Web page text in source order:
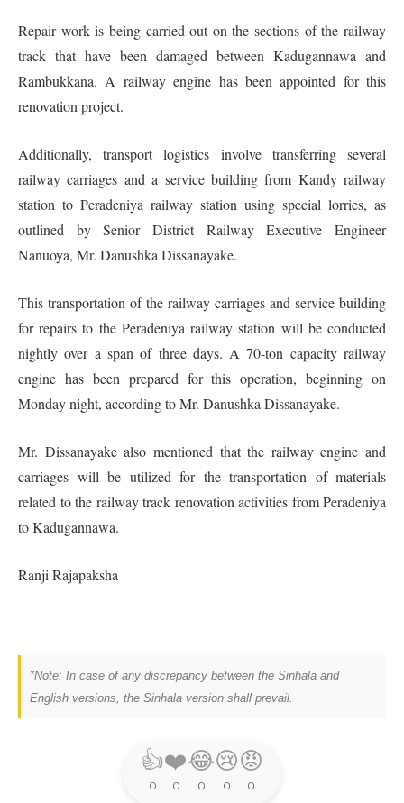
Repair work is being carried out on the sections of the railway
track that have been damaged between Kadugannawa and
Rambukkana. A railway engine has been appointed for this
renovation project.
Additionally, transport logistics involve transferring several
railway carriages and a service building from Kandy railway
station to Peradeniya railway station using special lorries, as
outlined by Senior District Railway Executive Engineer
Nanuoya, Mr. Danushka Dissanayake.
This transportation of the railway carriages and service building
for repairs to the Peradeniya railway station will be conducted
nightly over a span of three days. A 70-ton capacity railway
engine has been prepared for this operation, beginning on
Monday night, according to Mr. Danushka Dissanayake.
Mr. Dissanayake also mentioned that the railway engine and
carriages will be utilized for the transportation of materials
related to the railway track renovation activities from Peradeniya
to Kadugannawa.
Ranji Rajapaksha
*Note: In case of any discrepancy between the Sinhala and
English versions, the Sinhala version shall prevail.
👍
0
❤️
0
😂
0
😢
0
😡
0